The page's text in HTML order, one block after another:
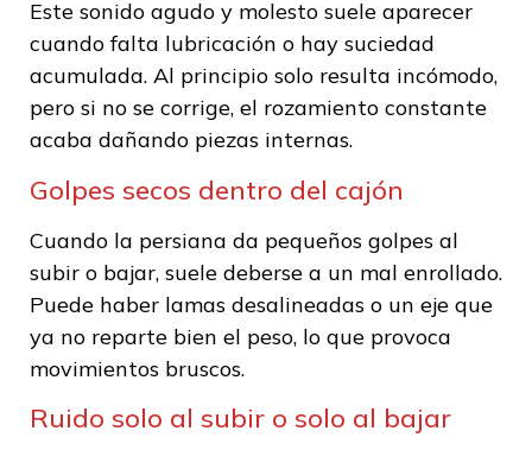
Este sonido agudo y molesto suele aparecer
cuando falta lubricación o hay suciedad
acumulada. Al principio solo resulta incómodo,
pero si no se corrige, el rozamiento constante
acaba dañando piezas internas.
Golpes secos dentro del cajón
Cuando la persiana da pequeños golpes al
subir o bajar, suele deberse a un mal enrollado.
Puede haber lamas desalineadas o un eje que
ya no reparte bien el peso, lo que provoca
movimientos bruscos.
Ruido solo al subir o solo al bajar